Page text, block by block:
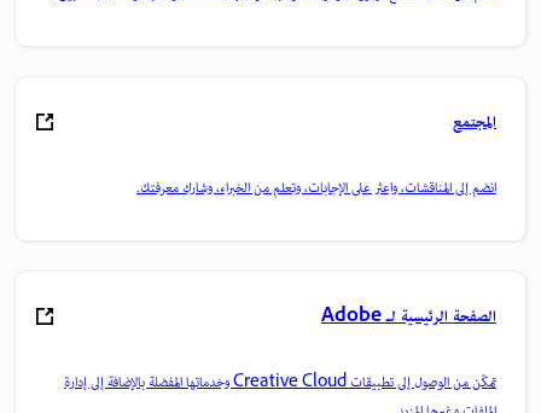
المجتمع
انضم إلى المناقشات، واعثر على الإجابات، وتعلم من الخبراء، وشارك معرفتك.
الصفحة الرئيسية لـ Adobe
تمكّن من الوصول إلى تطبيقات Creative Cloud وخدماتها المفضلة بالإضافة إلى إدارة